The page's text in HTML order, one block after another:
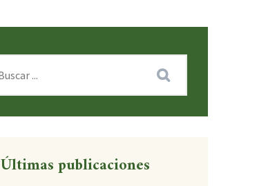
Últimas publicaciones